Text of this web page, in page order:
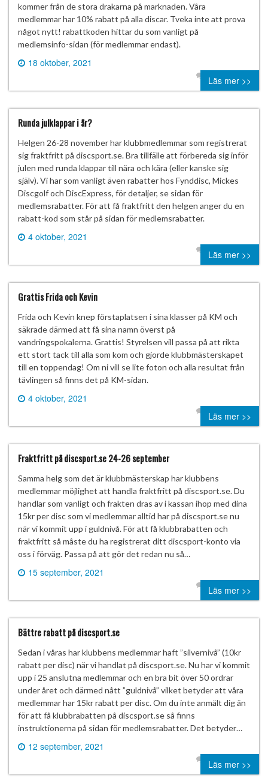
kommer från de stora drakarna på marknaden. Våra
medlemmar har 10% rabatt på alla discar. Tveka inte att prova
något nytt! rabattkoden hittar du som vanligt på
medlemsinfo-sidan (för medlemmar endast).
18 oktober, 2021
0 comment
Läs mer >>
Runda julklappar i år?
Helgen 26-28 november har klubbmedlemmar som registrerat
sig fraktfritt på discsport.se. Bra tillfälle att förbereda sig inför
julen med runda klappar till nära och kära (eller kanske sig
själv). Vi har som vanligt även rabatter hos Fynddisc, Mickes
Discgolf och DiscExpress, för detaljer, se sidan för
medlemsrabatter. För att få fraktfritt den helgen anger du en
rabatt-kod som står på sidan för medlemsrabatter.
4 oktober, 2021
0 comment
Läs mer >>
Grattis Frida och Kevin
Frida och Kevin knep förstaplatsen i sina klasser på KM och
säkrade därmed att få sina namn överst på
vandringspokalerna. Grattis! Styrelsen vill passa på att rikta
ett stort tack till alla som kom och gjorde klubbmästerskapet
till en toppendag! Om ni vill se lite foton och alla resultat från
tävlingen så finns det på KM-sidan.
4 oktober, 2021
0 comment
Läs mer >>
Fraktfritt på discsport.se 24-26 september
Samma helg som det är klubbmästerskap har klubbens
medlemmar möjlighet att handla fraktfritt på discsport.se. Du
handlar som vanligt och frakten dras av i kassan ihop med dina
15kr per disc som vi medlemmar alltid har på discsport.se nu
när vi kommit upp i guldnivå. För att få klubbrabatten och
fraktfritt så måste du ha registrerat ditt discsport-konto via
oss i förväg. Passa på att gör det redan nu så…
15 september, 2021
0 comment
Läs mer >>
Bättre rabatt på discsport.se
Sedan i våras har klubbens medlemmar haft ”silvernivå” (10kr
rabatt per disc) när vi handlat på discsport.se. Nu har vi kommit
upp i 25 anslutna medlemmar och en bra bit över 50 ordrar
under året och därmed nått ”guldnivå” vilket betyder att våra
medlemmar har 15kr rabatt per disc. Om du inte anmält dig än
för att få klubbrabatten på discsport.se så finns
instruktionerna på sidan för medlemsrabatter. Det betyder…
12 september, 2021
0 comment
Läs mer >>